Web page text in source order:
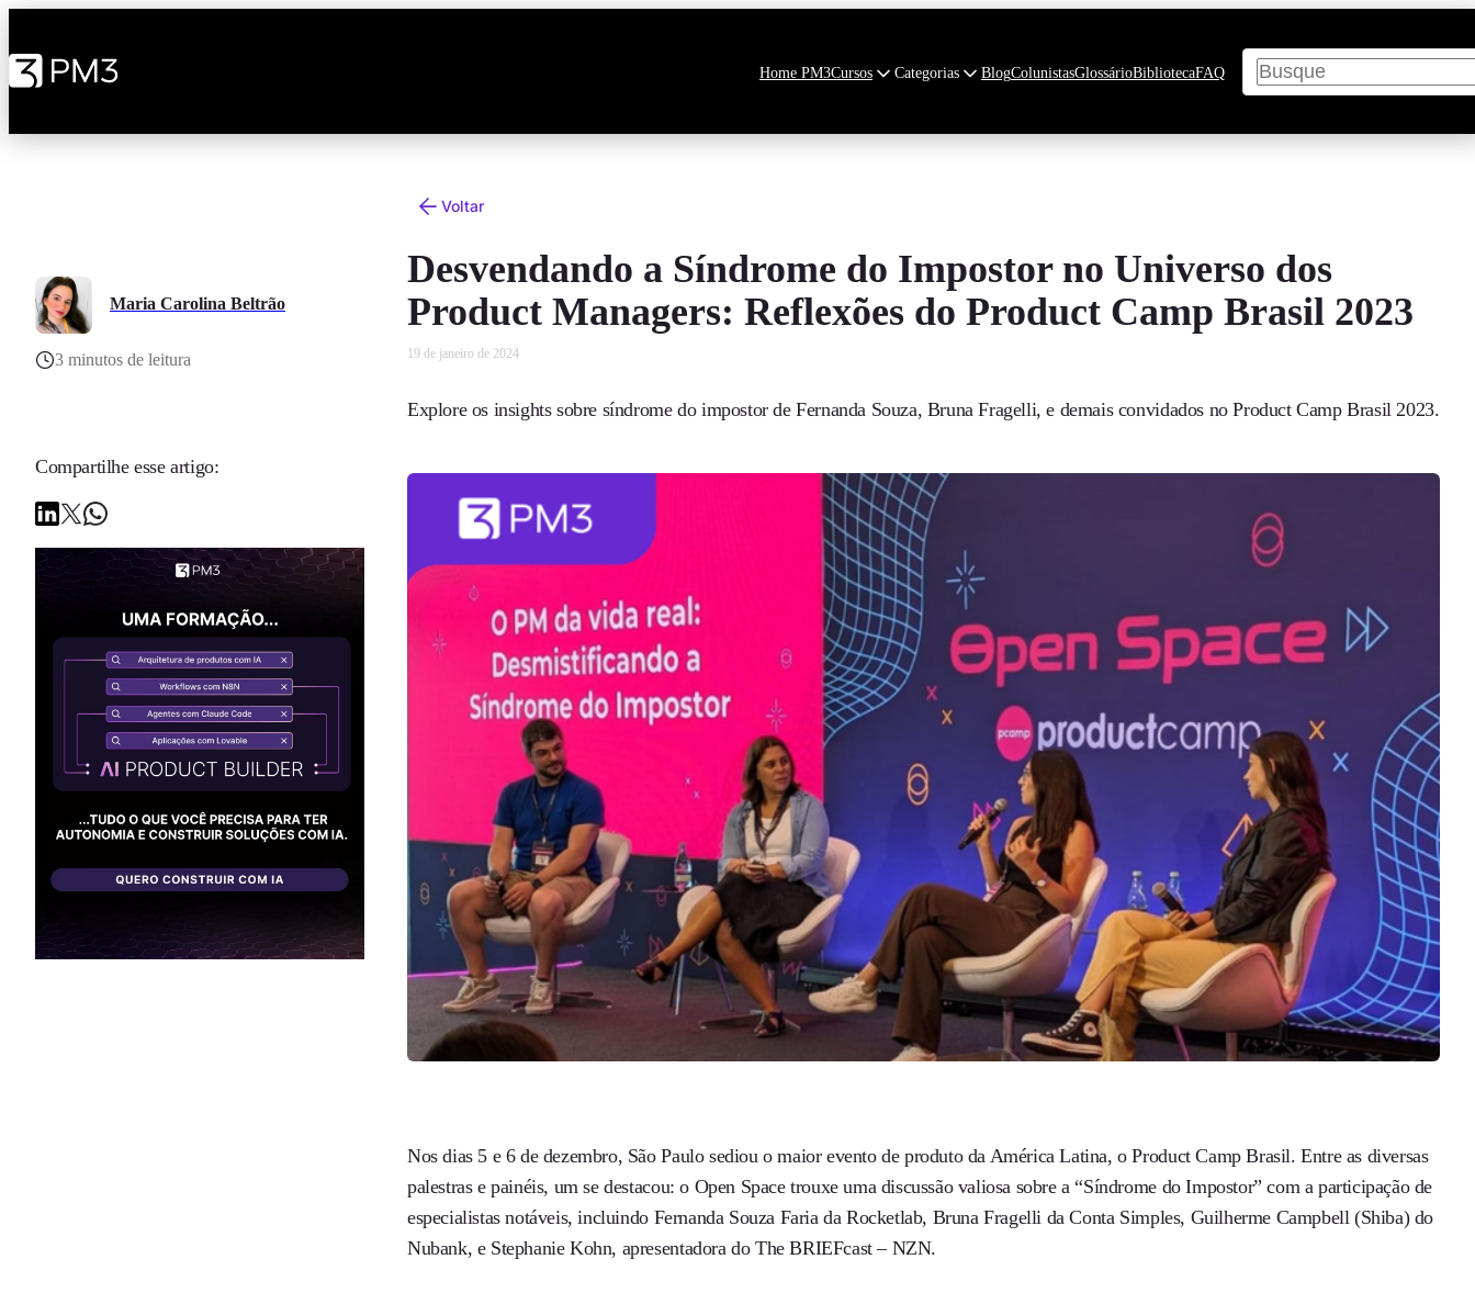
Home PM3Cursos Categorias BlogColunistasGlossárioBibliotecaFAQ
Pesquisar
Voltar
Maria Carolina Beltrão
3 minutos de leitura
Compartilhe esse artigo:
Desvendando a Síndrome do Impostor no Universo dos
Product Managers: Reflexões do Product Camp Brasil 2023
19 de janeiro de 2024
Explore os insights sobre síndrome do impostor de Fernanda Souza, Bruna Fragelli, e demais convidados no Product Camp Brasil 2023.
Nos dias 5 e 6 de dezembro, São Paulo sediou o maior evento de produto da América Latina, o Product Camp Brasil. Entre as diversas
palestras e painéis, um se destacou: o Open Space trouxe uma discussão valiosa sobre a “Síndrome do Impostor” com a participação de
especialistas notáveis, incluindo Fernanda Souza Faria da Rocketlab, Bruna Fragelli da Conta Simples, Guilherme Campbell (Shiba) do
Nubank, e Stephanie Kohn, apresentadora do The BRIEFcast – NZN.